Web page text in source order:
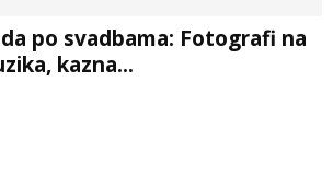
po svadbama: Fotografi na
kazna...